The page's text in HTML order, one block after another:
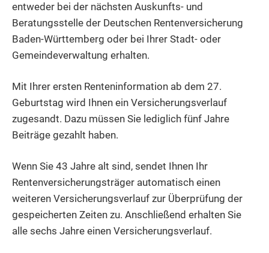
entweder bei der nächsten Auskunfts- und
Beratungsstelle der Deutschen Rentenversicherung
Baden-Württemberg oder bei Ihrer Stadt- oder
Gemeindeverwaltung erhalten.
Mit Ihrer ersten Renteninformation ab dem 27.
Geburtstag wird Ihnen ein Versicherungsverlauf
zugesandt. Dazu müssen Sie lediglich fünf Jahre
Beiträge gezahlt haben.
Wenn Sie 43 Jahre alt sind, sendet Ihnen Ihr
Rentenversicherungsträger automatisch einen
weiteren Versicherungsverlauf zur Überprüfung der
gespeicherten Zeiten zu. Anschließend erhalten Sie
alle sechs Jahre einen Versicherungsverlauf.